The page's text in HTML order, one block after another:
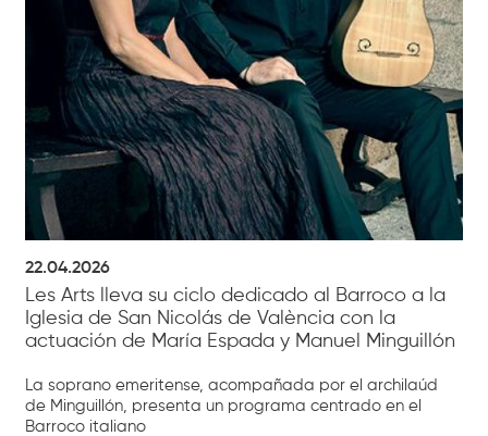
22.04.2026
Les Arts lleva su ciclo dedicado al Barroco a la
Iglesia de San Nicolás de València con la
actuación de María Espada y Manuel Minguillón
La soprano emeritense, acompañada por el archilaúd
de Minguillón, presenta un programa centrado en el
Barroco italiano